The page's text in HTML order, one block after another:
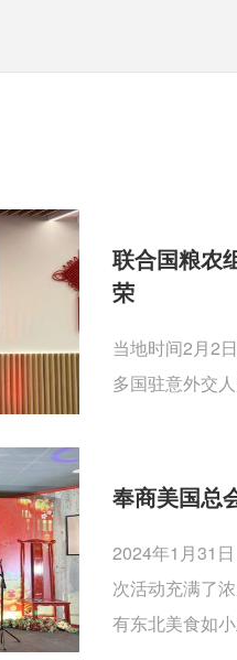
联合国粮农
荣
当地时间2月2
多国驻意外交
奉商美国总
2024年1月31
次活动充满了
有东北美食如